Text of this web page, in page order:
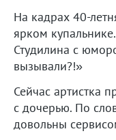
На кадрах 40-
ярком
Студилина с
вызывали?!»
Сейчас артистка
с дочерью. По
довольны